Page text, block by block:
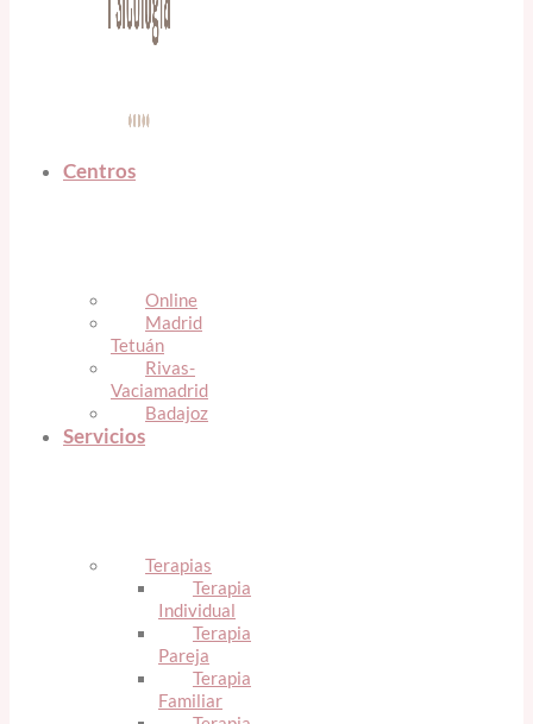
Centros
Online
Madrid
Tetuán
Rivas-
Vaciamadrid
Badajoz
Servicios
Terapias
Terapia
Individual
Terapia
Pareja
Terapia
Familiar